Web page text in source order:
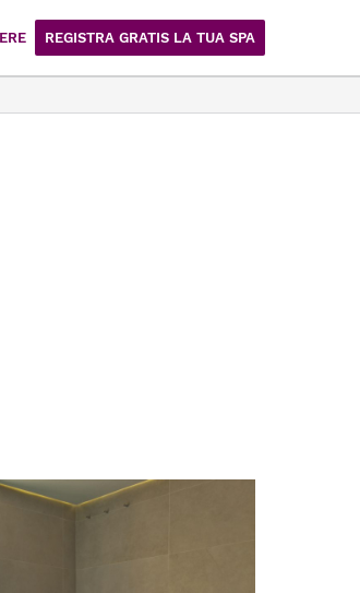
REGISTRA GRATIS LA TUA SPA